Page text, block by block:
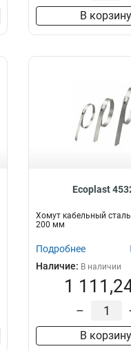
В корзину
Ecoplast
Хомут кабельный
200 мм
Подробнее
Наличие: В наличии
1
–
В корзину